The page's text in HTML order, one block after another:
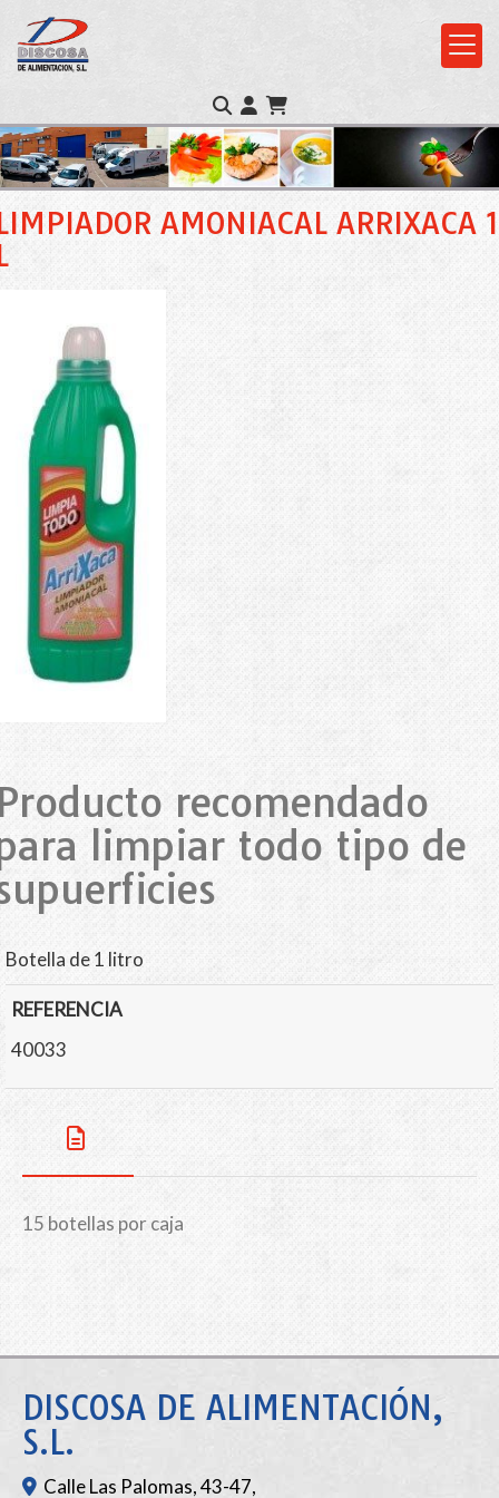
AMONIACAL ARRIXACA 1
recomendado
limpiar todo tipo de
Botella de 1 litro
REFERENCIA
40033
15 botellas por caja
DISCOSA DE ALIMENTACIÓN,
S.L.
Calle Las Palomas, 43-47,